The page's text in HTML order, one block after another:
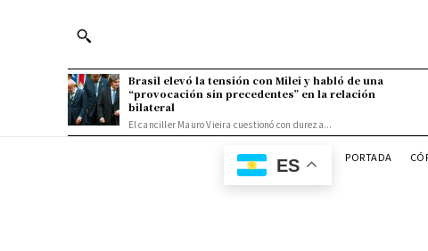
Brasil elevó la tensión con Milei y habló de una
“provocación sin precedentes” en la relación
bilateral
El canciller Mauro Vieira cuestionó con dureza...
ES PORTADA